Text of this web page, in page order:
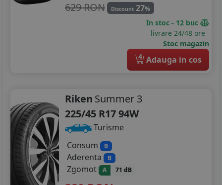
629 RON Discount 27%
In stoc - 12 buc
livrare 24/48 ore
Stoc magazin
4 Adauga in cos
Riken Summer 3
225/45 R17 94W
Turisme
Consum
B
Aderenta B
Zgomot A 71 dB